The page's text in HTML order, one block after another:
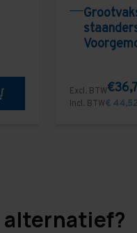
Excl. BTW
Incl. BTW€ 44,52
alternatief?